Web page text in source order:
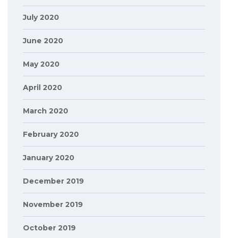
July 2020
June 2020
May 2020
April 2020
March 2020
February 2020
January 2020
December 2019
November 2019
October 2019